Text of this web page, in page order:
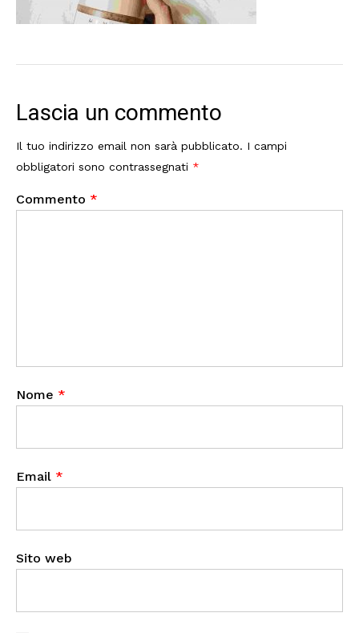
Lascia un commento
Il tuo indirizzo email non sarà pubblicato. I campi
obbligatori sono contrassegnati *
Commento *
Nome *
Email *
Sito web